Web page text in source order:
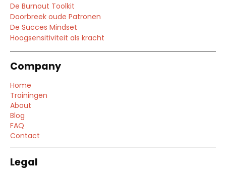
De Burnout Toolkit
Doorbreek oude Patronen
De Succes Mindset
Hoogsensitiviteit als kracht
Company
Home
Trainingen
About
Blog
FAQ
Contact
Legal